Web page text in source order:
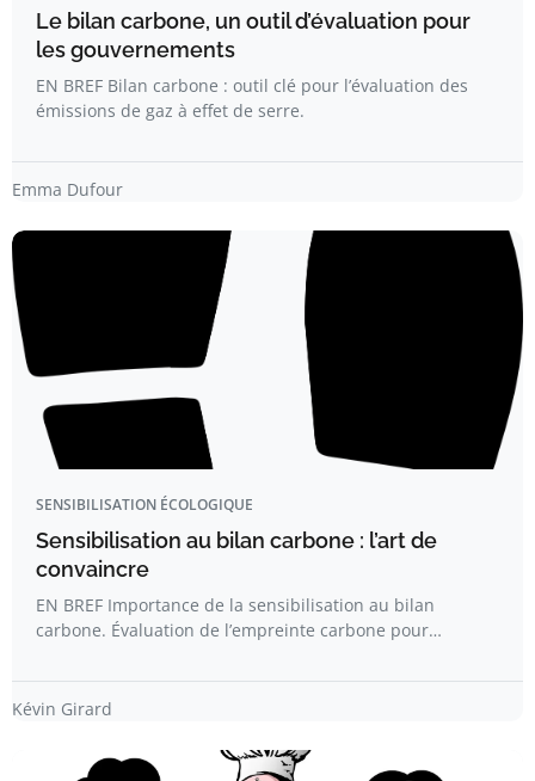
Le bilan carbone, un outil d’évaluation pour
les gouvernements
EN BREF Bilan carbone : outil clé pour l’évaluation des
émissions de gaz à effet de serre.
Emma Dufour
SENSIBILISATION ÉCOLOGIQUE
Sensibilisation au bilan carbone : l’art de
convaincre
EN BREF Importance de la sensibilisation au bilan
carbone. Évaluation de l’empreinte carbone pour…
Kévin Girard